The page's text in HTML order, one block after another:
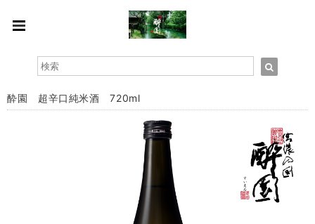
酔園 超辛口純米酒 720ml